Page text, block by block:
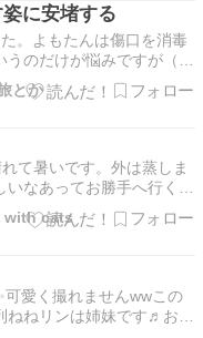
の箱を置いてみました
に安堵する
。よもたんは傷口を消毒
のだけが悩みですが（も
のです）、しなくても見た
もありません。 まった
排泄も順調！ 切除した
とか
て暑いです。外は蒸しま
なあってお勝手へ行く
ます。私も一緒だとおやつ
いしてあげます。でも人
ているので、人間は動け
with cats
可愛く撮れませんwwこの
ねねリンは姉妹です♬お口